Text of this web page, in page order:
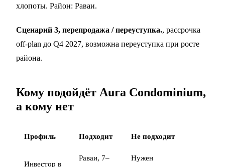
хлопоты. Район: Раваи.
Сценарий 3, перепродажа / переуступка., рассрочка
off-plan до Q4 2027, возможна переуступка при росте
района.
Кому подойдёт Aura Condominium,
а кому нет
Профиль Подходит Не подходит
Инвестор в
Раваи, 7–
Нужен